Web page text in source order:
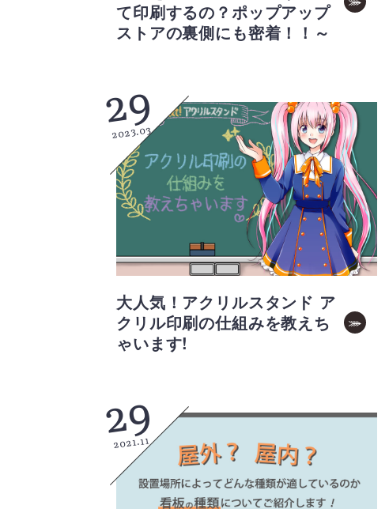
て印刷するの？ポップアップ
ストアの裏側にも密着！！～
29
2023.03
大人気！アクリルスタンド ア
クリル印刷の仕組みを教えち
ゃいます!
29
2021.11